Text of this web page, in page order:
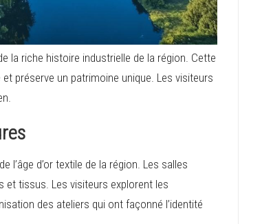
la riche histoire industrielle de la région. Cette
préserve un patrimoine unique. Les visiteurs
l’âge d’or textile de la région. Les salles
et tissus. Les visiteurs explorent les
des ateliers qui ont façonné l’identité